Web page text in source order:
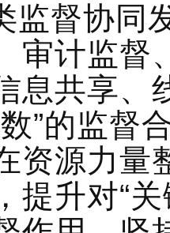
监督协同
审计监督
息共享、
”的监督
资源力量
提升对“